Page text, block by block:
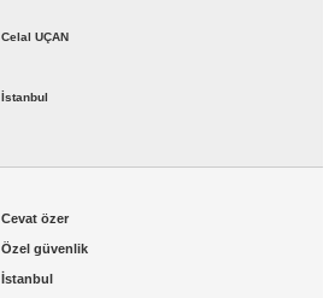
Celal UÇAN
İstanbul
Cevat özer
Özel güvenlik
İstanbul